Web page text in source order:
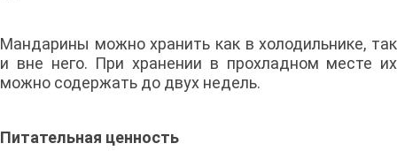
Мандарины можно хранить как в холодильнике, так
и вне него. При хранении в прохладном месте их
можно содержать до двух недель.
Питательная ценность